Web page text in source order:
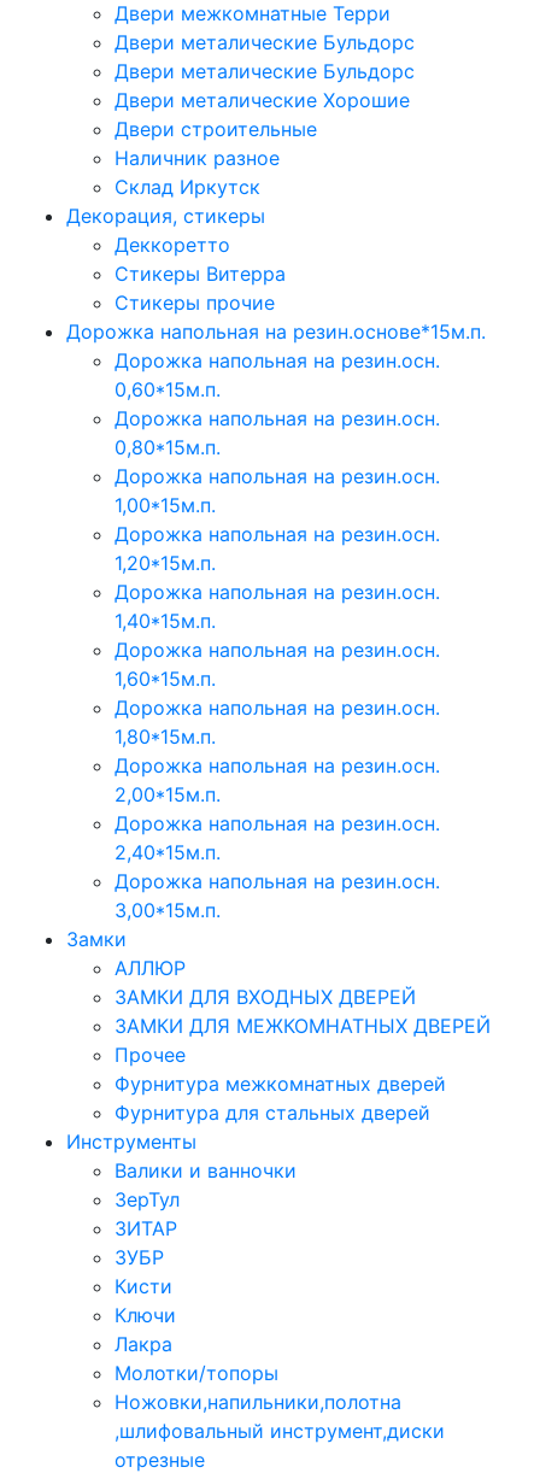
Двери межкомнатные Терри
Двери металические Бульдорс
Двери металические Бульдорс
Двери металические Хорошие
Двери строительные
Наличник разное
Склад Иркутск
Декорация, стикеры
Деккоретто
Стикеры Витерра
Стикеры прочие
Дорожка напольная на резин.основе*15м.п.
Дорожка напольная на резин.осн.
0,60*15м.п.
Дорожка напольная на резин.осн.
0,80*15м.п.
Дорожка напольная на резин.осн.
1,00*15м.п.
Дорожка напольная на резин.осн.
1,20*15м.п.
Дорожка напольная на резин.осн.
1,40*15м.п.
Дорожка напольная на резин.осн.
1,60*15м.п.
Дорожка напольная на резин.осн.
1,80*15м.п.
Дорожка напольная на резин.осн.
2,00*15м.п.
Дорожка напольная на резин.осн.
2,40*15м.п.
Дорожка напольная на резин.осн.
3,00*15м.п.
Замки
АЛЛЮР
ЗАМКИ ДЛЯ ВХОДНЫХ ДВЕРЕЙ
ЗАМКИ ДЛЯ МЕЖКОМНАТНЫХ ДВЕРЕЙ
Прочее
Фурнитура межкомнатных дверей
Фурнитура для стальных дверей
Инструменты
Валики и ванночки
ЗерТул
ЗИТАР
ЗУБР
Кисти
Ключи
Лакра
Молотки/топоры
Ножовки,напильники,полотна
,шлифовальный инструмент,диски
отрезные